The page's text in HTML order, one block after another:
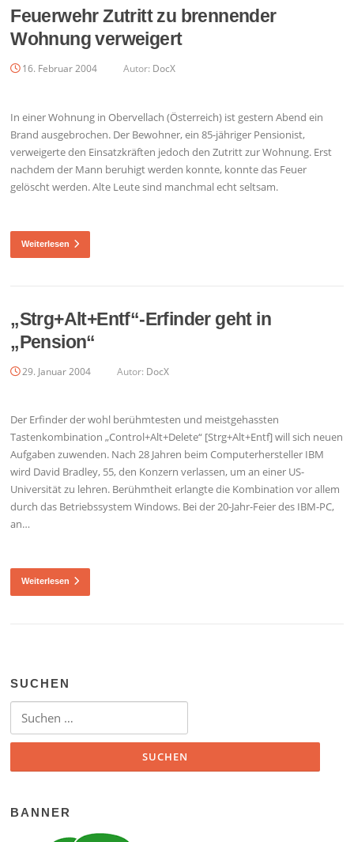
Feuerwehr Zutritt zu brennender
Wohnung verweigert
16. Februar 2004 Autor: DocX
In einer Wohnung in Obervellach (Österreich) ist gestern Abend ein
Brand ausgebrochen. Der Bewohner, ein 85-jähriger Pensionist,
verweigerte den Einsatzkräften jedoch den Zutritt zur Wohnung. Erst
nachdem der Mann beruhigt werden konnte, konnte das Feuer
gelöscht werden. Alte Leute sind manchmal echt seltsam.
Weiterlesen
„Strg+Alt+Entf“-Erfinder geht in
„Pension“
29. Januar 2004 Autor: DocX
Der Erfinder der wohl berühmtesten und meistgehassten
Tastenkombination „Control+Alt+Delete“ [Strg+Alt+Entf] will sich neuen
Aufgaben zuwenden. Nach 28 Jahren beim Computerhersteller IBM
wird David Bradley, 55, den Konzern verlassen, um an einer US-
Universität zu lehren. Berühmtheit erlangte die Kombination vor allem
durch das Betriebssystem Windows. Bei der 20-Jahr-Feier des IBM-PC,
an…
Weiterlesen
SUCHEN
Suchen nach:
BANNER